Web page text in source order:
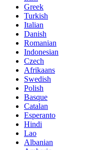
Greek
Turkish
Italian
Danish
Romanian
Indonesian
Czech
Afrikaans
Swedish
Polish
Basque
Catalan
Esperanto
Hindi
Lao
Albanian